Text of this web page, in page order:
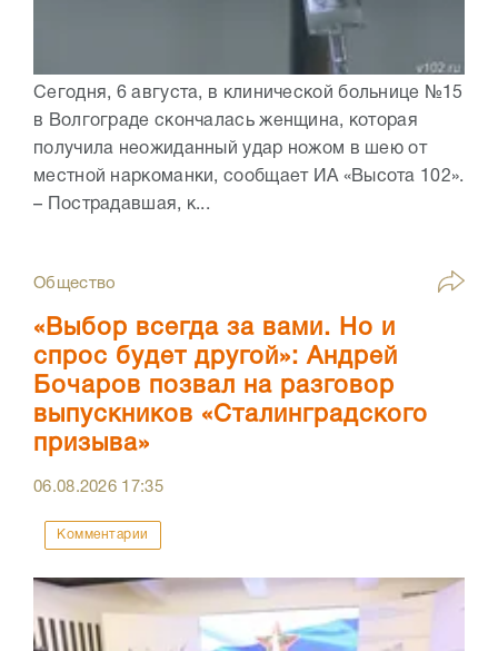
Сегодня, 6 августа, в клинической больнице №15
в Волгограде скончалась женщина, которая
получила неожиданный удар ножом в шею от
местной наркоманки, сообщает ИА «Высота 102».
– Пострадавшая, к...
Общество
«Выбор всегда за вами. Но и
спрос будет другой»: Андрей
Бочаров позвал на разговор
выпускников «Сталинградского
призыва»
06.08.2026 17:35
Комментарии